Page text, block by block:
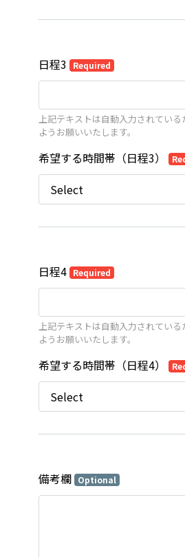
日程3 Required
上記テキストは自動入力されてい
ようお願いいたします。
希望する時間帯（日程3）
日程4 Required
上記テキストは自動入力されてい
ようお願いいたします。
希望する時間帯（日程4）
備考欄 Optional